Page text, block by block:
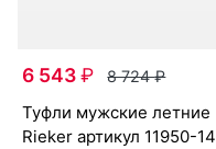
6 543₽ 8 724₽
туф­ли мужс­кие лет­ние
Ri­eker артикул 11950-14